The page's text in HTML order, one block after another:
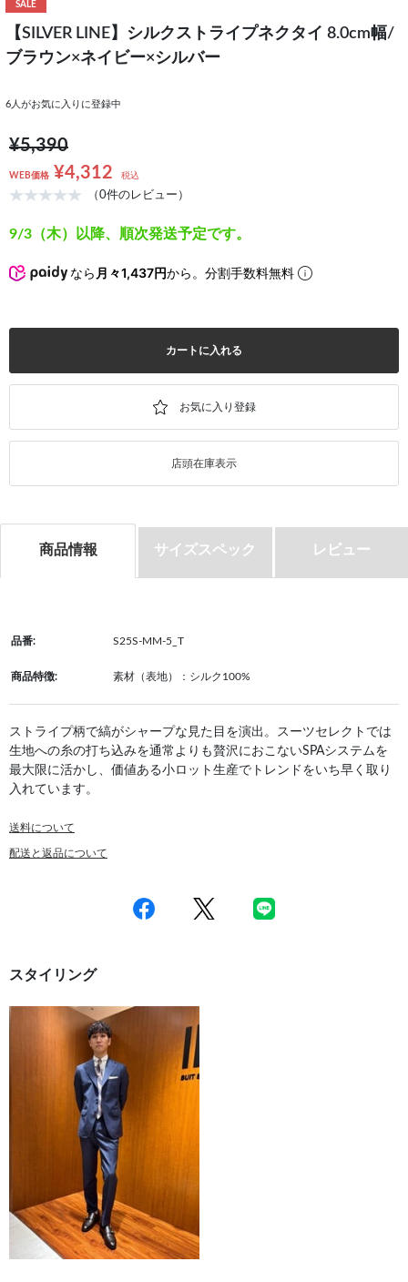
SALE
【SILVER LINE】シルクストライプネクタイ 8.0cm幅/
ブラウン×ネイビー×シルバー
6 人がお気に入りに登録中
¥5,390
WEB価格 ¥4,312 税込
（0件のレビュー）
9/3（木）以降、順次発送予定です。
なら 月々1,437円から。分割手数料無料
カートに入れる
店頭在庫表示
商品情報 サイズスペック レビュー
品番: S25S-MM-5_T
商品特徴: 素材（表地）：シルク100%
ストライプ柄で縞がシャープな見た目を演出。スーツセレクトでは
生地への糸の打ち込みを通常よりも贅沢におこないSPAシステムを
最大限に活かし、価値ある小ロット生産でトレンドをいち早く取り
入れています。
送料について
配送と返品について
スタイリング